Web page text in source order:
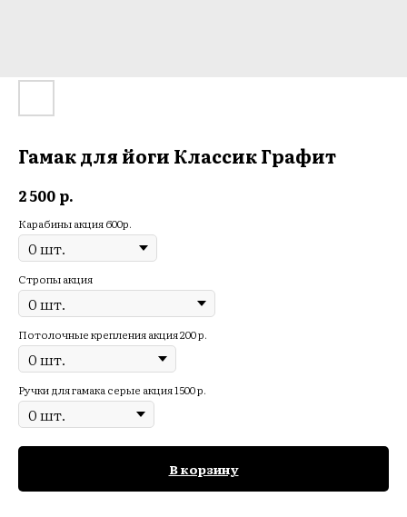
Гамак для йоги Классик Графит
2 500 р.
Карабины акция 600р.
Стропы акция
Потолочные крепления акция 200 р.
Ручки для гамака серые акция 1500 р.
В корзину